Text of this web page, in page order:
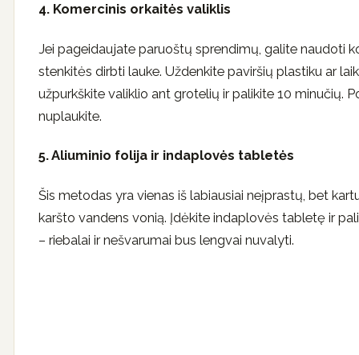
4. Komercinis orkaitės valiklis
Jei pageidaujate paruoštų sprendimų, galite naudoti
stenkitės dirbti lauke. Uždenkite paviršių plastiku ar
užpurkškite valiklio ant grotelių ir palikite 10 minučių.
nuplaukite.
5. Aliuminio folija ir indaplovės tabletės
Šis metodas yra vienas iš labiausiai neįprastų, bet
karšto vandens vonią. Įdėkite indaplovės tabletę ir
– riebalai ir nešvarumai bus lengvai nuvalyti.